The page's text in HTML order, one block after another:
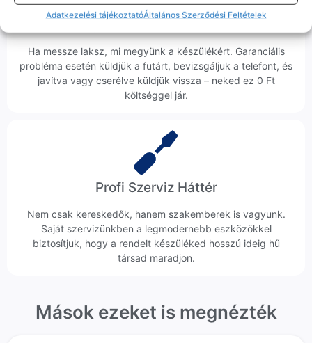
Adatkezelési tájékoztatóÁltalános Szerződési Feltételek
Ingyenes Futár & Szerviz
Ha messze laksz, mi megyünk a készülékért. Garanciális
probléma esetén küldjük a futárt, bevizsgáljuk a telefont, és
javítva vagy cserélve küldjük vissza – neked ez 0 Ft
költséggel jár.
Profi Szerviz Háttér
Nem csak kereskedők, hanem szakemberek is vagyunk.
Saját szervizünkben a legmodernebb eszközökkel
biztosítjuk, hogy a rendelt készüléked hosszú ideig hű
társad maradjon.
Mások ezeket is megnézték